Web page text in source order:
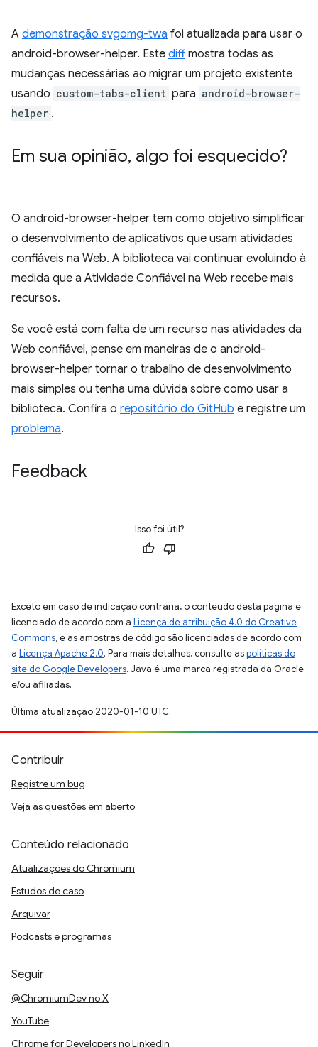
A demonstração svgomg-twa foi atualizada para usar o
android-browser-helper. Este diff mostra todas as
mudanças necessárias ao migrar um projeto existente
usando custom-tabs-client para android-browser-
helper .
Em sua opinião, algo foi esquecido?
O android-browser-helper tem como objetivo simplificar
o desenvolvimento de aplicativos que usam atividades
confiáveis na Web. A biblioteca vai continuar evoluindo à
medida que a Atividade Confiável na Web recebe mais
recursos.
Se você está com falta de um recurso nas atividades da
Web confiável, pense em maneiras de o android-
browser-helper tornar o trabalho de desenvolvimento
mais simples ou tenha uma dúvida sobre como usar a
biblioteca. Confira o repositório do GitHub e registre um
problema.
Feedback
Isso foi útil?
Exceto em caso de indicação contrária, o conteúdo desta página é
licenciado de acordo com a Licença de atribuição 4.0 do Creative
Commons, e as amostras de código são licenciadas de acordo com
a Licença Apache 2.0. Para mais detalhes, consulte aspolíticas do
site do Google Developers. Java é uma marca registrada da Oracle
e/ou afiliadas.
Última atualização 2020-01-10 UTC.
Contribuir
Registre um bug
Veja as questões em aberto
Conteúdo relacionado
Atualizações do Chromium
Estudos de caso
Arquivar
Podcasts e programas
Seguir
@ChromiumDev no X
YouTube
Chrome for Developers no LinkedIn